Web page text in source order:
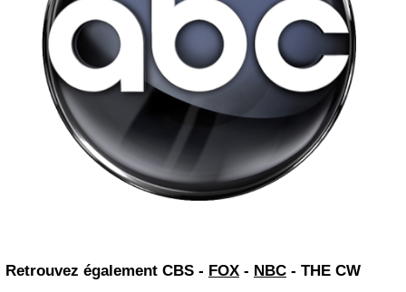
Retrouvez également CBS - FOX - NBC - THE CW